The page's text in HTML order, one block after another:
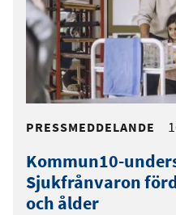
PRESSMEDDELANDE
Kommun10-
Sjukfrånvaron
och ålder